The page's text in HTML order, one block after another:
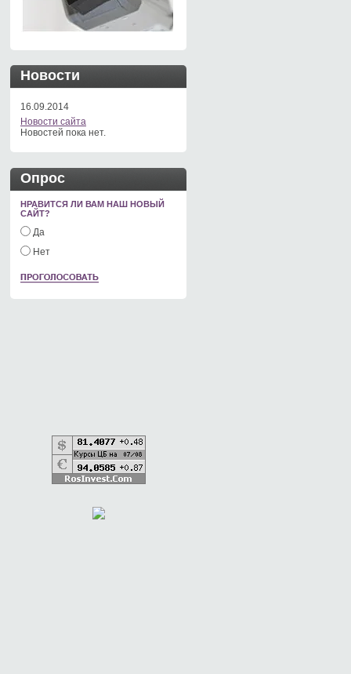
Новости
16.09.2014
Новости сайта
Новостей пока нет.
Опрос
НРАВИТСЯ ЛИ ВАМ НАШ НОВЫЙ
САЙТ?
Да
Нет